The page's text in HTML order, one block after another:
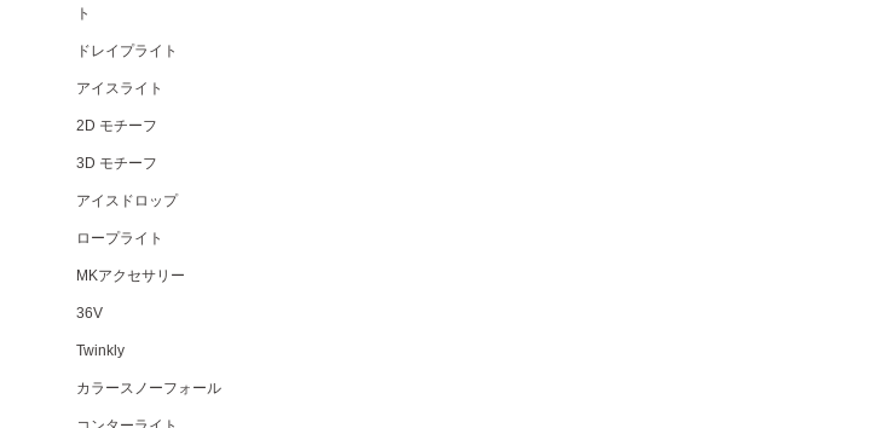
ト
ドレイプライト
アイスライト
2D モチーフ
3D モチーフ
アイスドロップ
ロープライト
MKアクセサリー
36V
Twinkly
カラースノーフォール